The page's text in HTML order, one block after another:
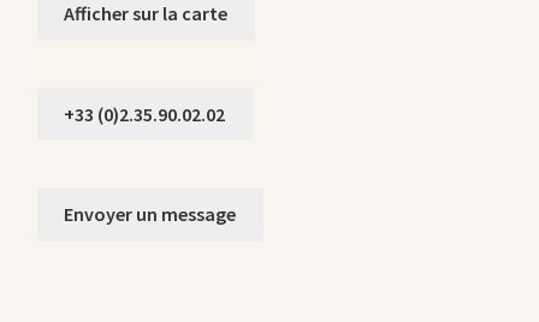
Afficher sur la carte
+33 (0)2.35.90.02.02
Envoyer un message